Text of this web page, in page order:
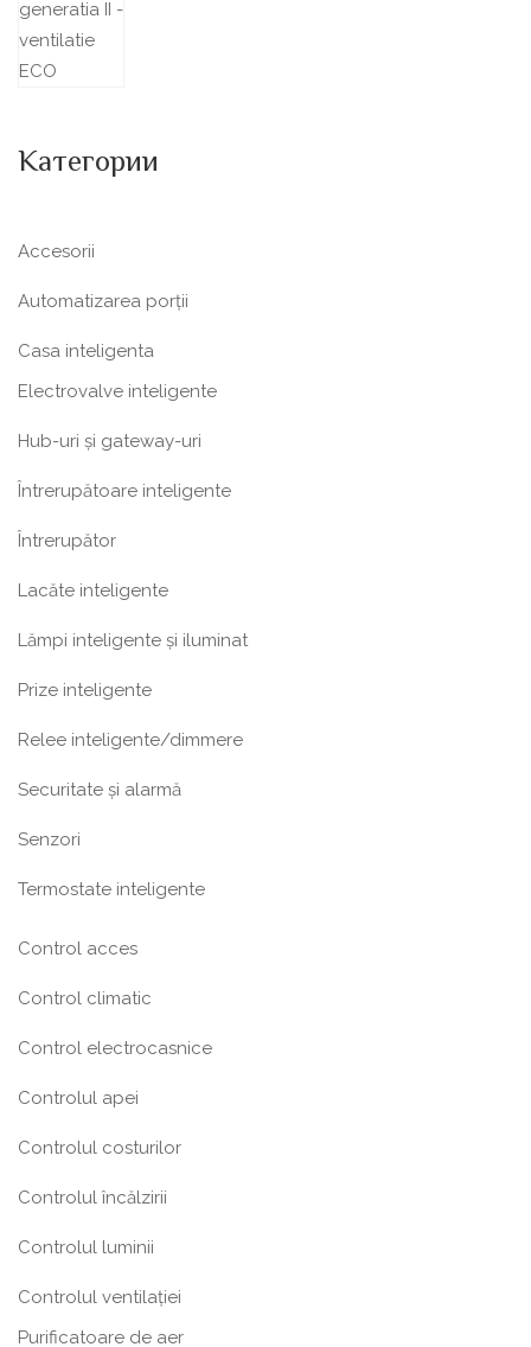
Категории
Accesorii
Automatizarea porții
Casa inteligenta
Electrovalve inteligente
Hub-uri și gateway-uri
Întrerupătoare inteligente
Întrerupător
Lacăte inteligente
Lămpi inteligente și iluminat
Prize inteligente
Relee inteligente/dimmere
Securitate și alarmă
Senzori
Termostate inteligente
Control acces
Control climatic
Control electrocasnice
Controlul apei
Controlul costurilor
Controlul încălzirii
Controlul luminii
Controlul ventilației
Purificatoare de aer